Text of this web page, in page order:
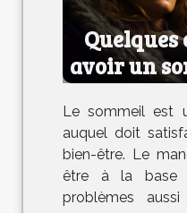
avoir un
Le sommeil est
auquel doit
bien-être. Le
être à la base
problèmes